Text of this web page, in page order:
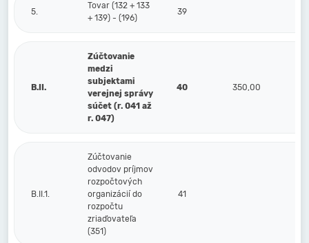
5.
Tovar (132 + 133
+ 139) - (196)
39
B.II.
Zúčtovanie
medzi
subjektami
verejnej správy
súčet (r. 041 až
r. 047)
40 350,00
B.II.1.
Zúčtovanie
odvodov príjmov
rozpočtových
organizácií do
rozpočtu
zriaďovateľa
(351)
41